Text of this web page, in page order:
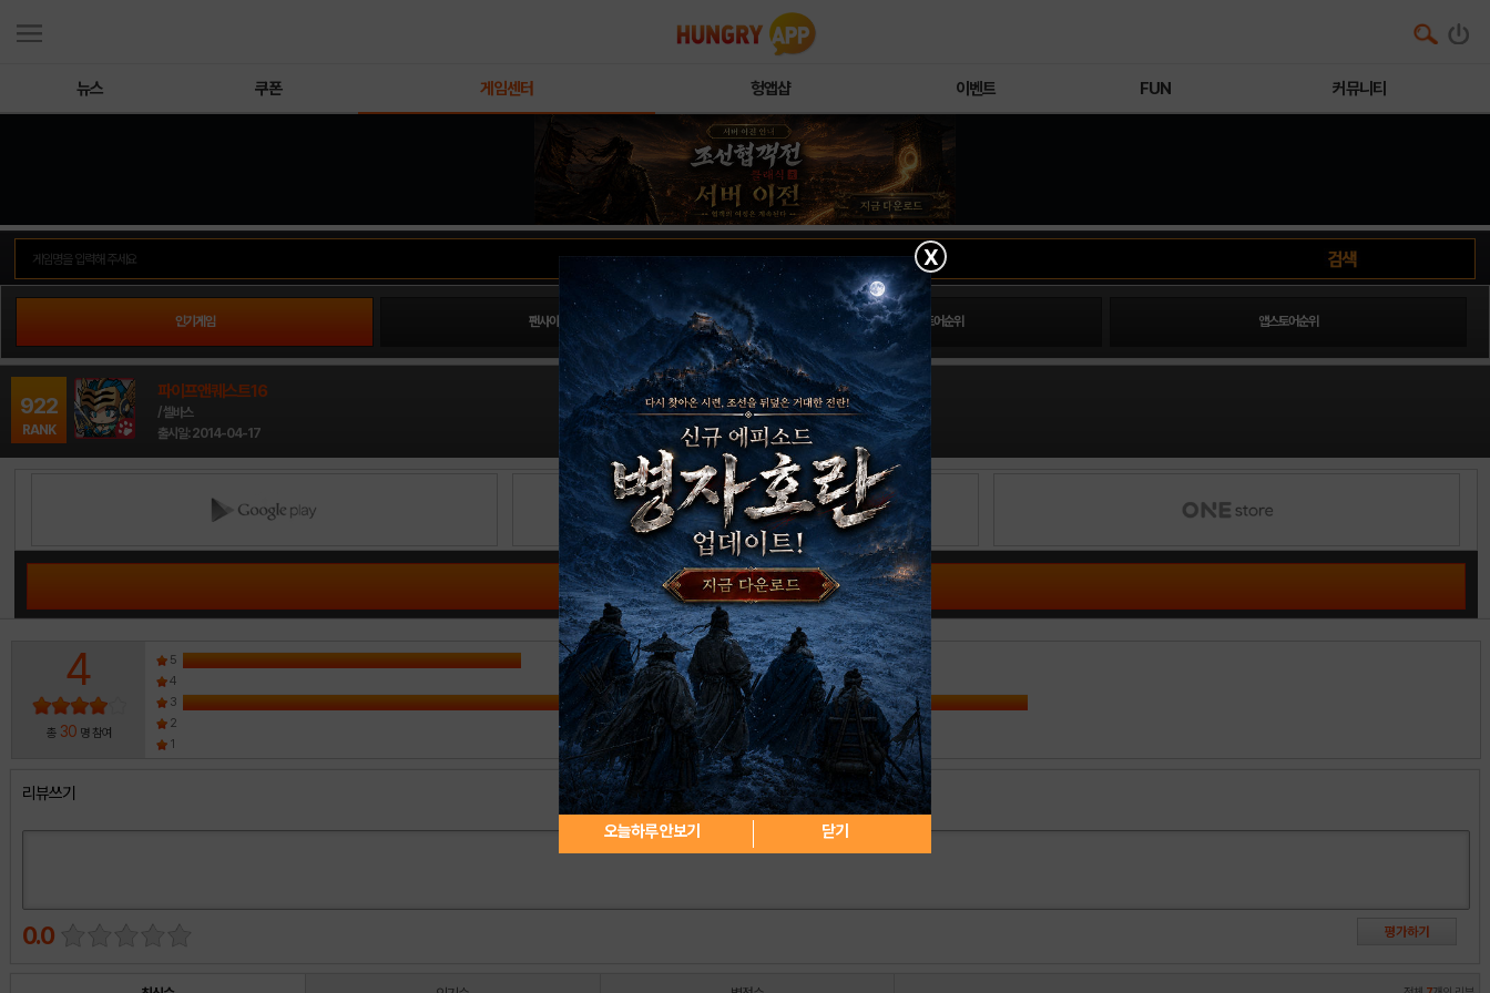
뉴스 쿠폰 게임센터 헝앱샵 이벤트 FUN 커뮤니티
인기게임 팬사이트순위 PLAY스토어순위 앱스토어순위
922
RANK
파이프앤퀘스트16
/ 셀바스
출시일: 2014-04-17
공략 커뮤니티 바로가기
4
총 30 명 참여
5
4
3
2
1
리뷰쓰기
0.0
X
오늘하루 안보기 닫기